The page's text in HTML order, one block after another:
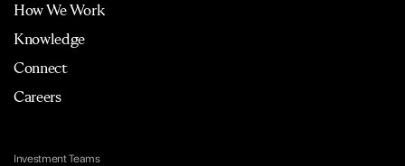
How We Work
Knowledge
Connect
Careers
Investment Teams